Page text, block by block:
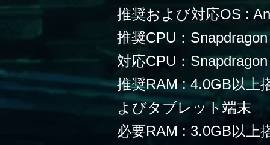
推奨および対応OS :
推奨CPU：
対応CPU：
推奨RAM : 4.0GB以上
よびタブレット端末
必要RAM : 3.0GB以上